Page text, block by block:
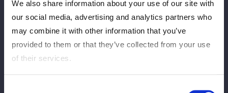
We also share information about your use of our site with
our social media, advertising and analytics partners who
may combine it with other information that you’ve
provided to them or that they’ve collected from your use
of their services.
Hoshirai mei Amasaki Mitsuyu
VS